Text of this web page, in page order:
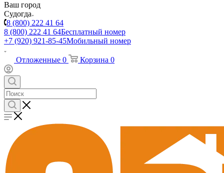
Ваш город
Судогда
8 (800) 222 41 64
8 (800) 222 41 64Бесплатный номер
+7 (920) 921-85-45Мобильный номер
Отложенные 0 Корзина 0